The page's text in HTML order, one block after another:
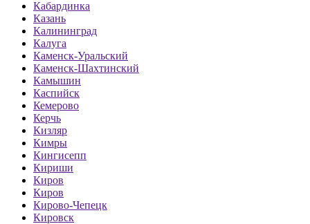
Кабардинка
Казань
Калининград
Калуга
Каменск-Уральский
Каменск-Шахтинский
Камышин
Каспийск
Кемерово
Керчь
Кизляр
Кимры
Кингисепп
Кириши
Киров
Киров
Кирово-Чепецк
Кировск